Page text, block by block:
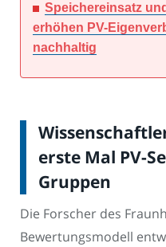
Speichereinsatz
erhöhen PV-
nachhaltig
erste Mal PV-
Gruppen
Die Forscher des
Bewertungsmodell